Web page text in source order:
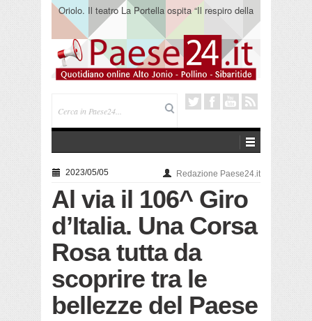
Oriolo. Il teatro La Portella ospita “Il respiro della
terra” del collettivo 365
2023/05/05 Redazione Paese24.it
Al via il 106^ Giro
d’Italia. Una Corsa
Rosa tutta da
scoprire tra le
bellezze del Paese